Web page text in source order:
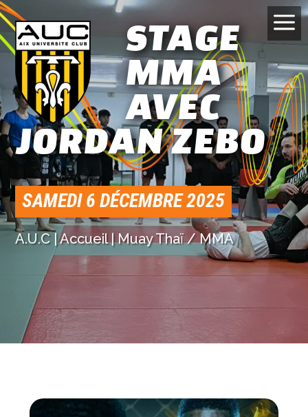
a
STAGE
MMA
AVEC
JORDAN ZEBO
SAMEDI 6 DÉCEMBRE 2025
A.U.C|Accueil|Muay Thaï / MMA